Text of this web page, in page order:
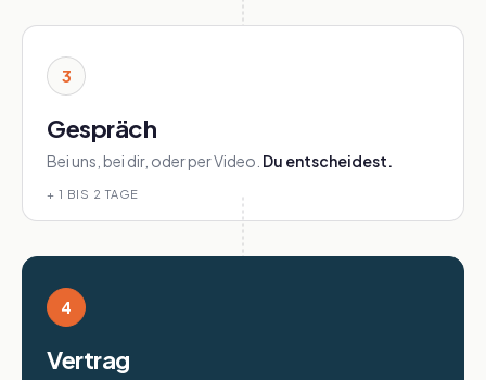
3
Gespräch
Bei uns, bei dir, oder per Video. Du entscheidest.
+ 1 BIS 2 TAGE
4
Vertrag